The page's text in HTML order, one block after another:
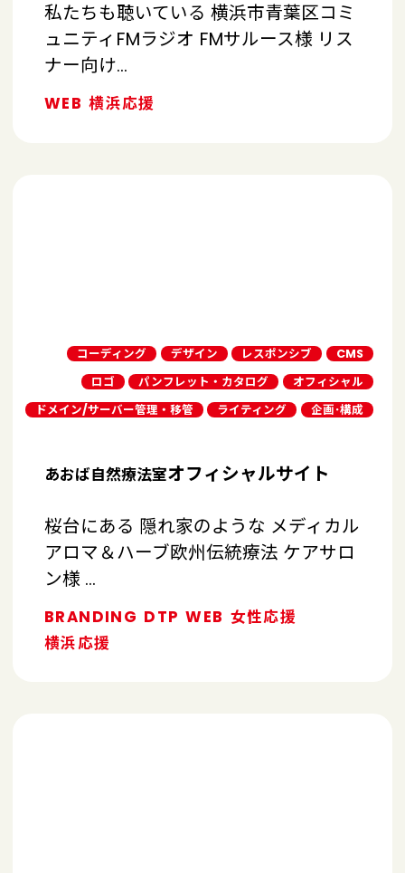
私たちも聴いている 横浜市青葉区コミ
ュニティFMラジオ FMサルース様 リス
ナー向け…
WEB 横浜応援
コーディング デザイン レスポンシブ
CMS
ロゴ
パンフレット・カタログ
オフィシャル
ドメイン/サーバー管理・移管
ライティング 企画･構成
あおば自然療法室オフィシャルサイト
桜台にある 隠れ家のような メディカル
アロマ＆ハーブ欧州伝統療法 ケアサロ
ン様 …
BRANDING DTP WEB 女性応援
横浜応援